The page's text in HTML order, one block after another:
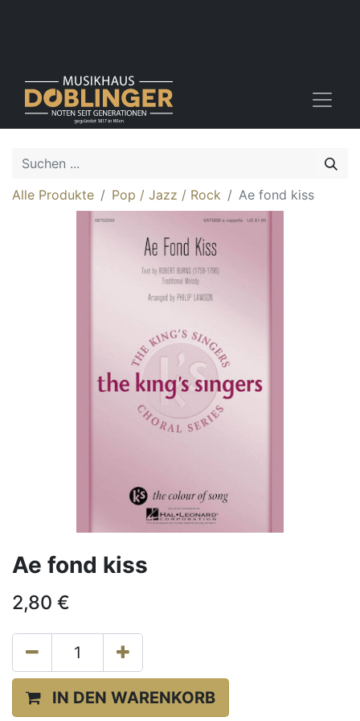
Alle Produkte Pop / Jazz / Rock Ae fond kiss
Ae fond kiss
2,80 €
IN DEN WARENKORB